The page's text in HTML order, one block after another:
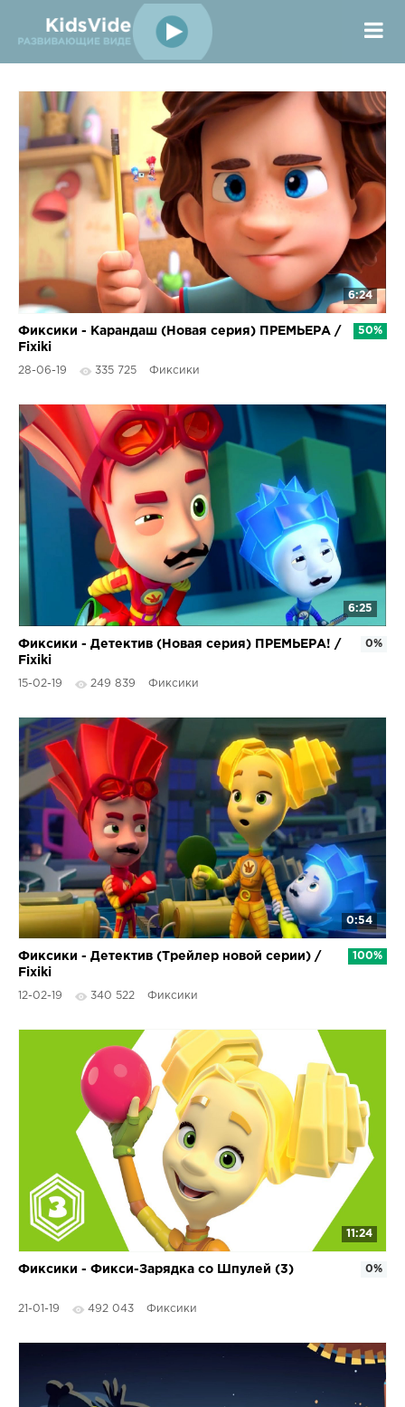
6:24
Фиксики - Карандаш (Новая серия) ПРЕМЬЕРА /
Fixiki
28-06-19 335 725 Фиксики
50%
6:25
Фиксики - Детектив (Новая серия) ПРЕМЬЕРА! /
Fixiki
15-02-19 249 839 Фиксики
0%
0:54
Фиксики - Детектив (Трейлер новой серии) /
Fixiki
12-02-19 340 522 Фиксики
100%
11:24
Фиксики - Фикси-Зарядка со Шпулей (3)
21-01-19 492 043 Фиксики
0%